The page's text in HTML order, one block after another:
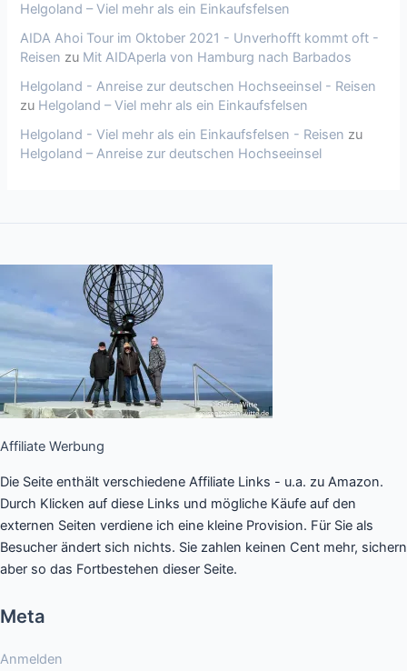
Helgoland – Viel mehr als ein Einkaufsfelsen
AIDA Ahoi Tour im Oktober 2021 - Unverhofft kommt oft -
Reisen zu Mit AIDAperla von Hamburg nach Barbados
Helgoland - Anreise zur deutschen Hochseeinsel - Reisen
zu Helgoland – Viel mehr als ein Einkaufsfelsen
Helgoland - Viel mehr als ein Einkaufsfelsen - Reisen zu
Helgoland – Anreise zur deutschen Hochseeinsel
Affiliate Werbung
Die Seite enthält verschiedene Affiliate Links - u.a. zu Amazon.
Durch Klicken auf diese Links und mögliche Käufe auf den
externen Seiten verdiene ich eine kleine Provision. Für Sie als
Besucher ändert sich nichts. Sie zahlen keinen Cent mehr, sichern
aber so das Fortbestehen dieser Seite.
Meta
Anmelden